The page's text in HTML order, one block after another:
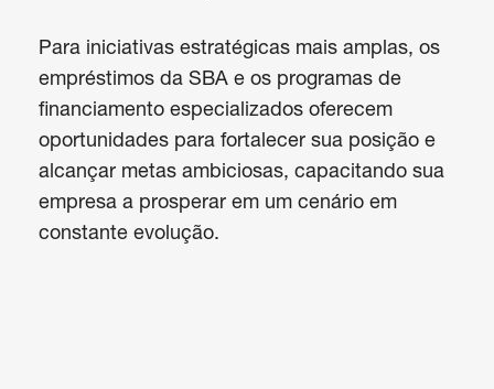
Para iniciativas estratégicas mais amplas, os
empréstimos da SBA e os programas de
financiamento especializados oferecem
oportunidades para fortalecer sua posição e
alcançar metas ambiciosas, capacitando sua
empresa a prosperar em um cenário em
constante evolução.